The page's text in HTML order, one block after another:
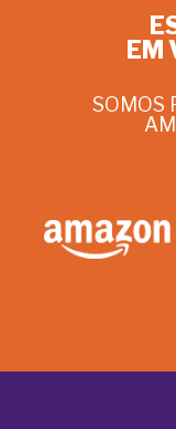
EM
SOMOS